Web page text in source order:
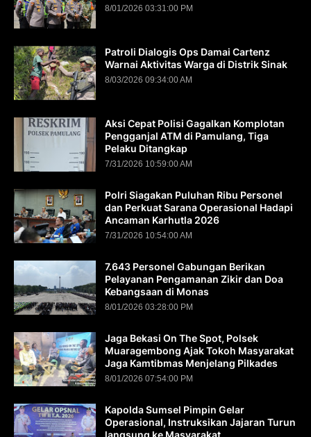
8/01/2026 03:31:00 PM
Patroli Dialogis Ops Damai Cartenz
Warnai Aktivitas Warga di Distrik Sinak
8/03/2026 09:34:00 AM
Aksi Cepat Polisi Gagalkan Komplotan
Pengganjal ATM di Pamulang, Tiga
Pelaku Ditangkap
7/31/2026 10:59:00 AM
Polri Siagakan Puluhan Ribu Personel
dan Perkuat Sarana Operasional Hadapi
Ancaman Karhutla 2026
7/31/2026 10:54:00 AM
7.643 Personel Gabungan Berikan
Pelayanan Pengamanan Zikir dan Doa
Kebangsaan di Monas
8/01/2026 03:28:00 PM
Jaga Bekasi On The Spot, Polsek
Muaragembong Ajak Tokoh Masyarakat
Jaga Kamtibmas Menjelang Pilkades
8/01/2026 07:54:00 PM
Kapolda Sumsel Pimpin Gelar
Operasional, Instruksikan Jajaran Turun